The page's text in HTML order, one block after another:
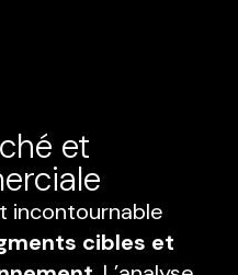
et
incontournable
cibles et